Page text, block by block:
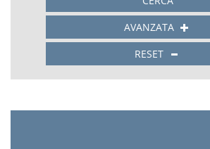
AVANZATA
RESET